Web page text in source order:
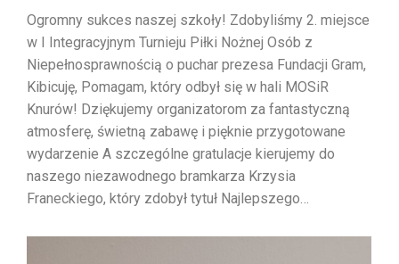
Ogromny sukces naszej szkoły! Zdobyliśmy 2. miejsce
w I Integracyjnym Turnieju Piłki Nożnej Osób z
Niepełnosprawnością o puchar prezesa Fundacji Gram,
Kibicuję, Pomagam, który odbył się w hali MOSiR
Knurów! Dziękujemy organizatorom za fantastyczną
atmosferę, świetną zabawę i pięknie przygotowane
wydarzenie A szczególne gratulacje kierujemy do
naszego niezawodnego bramkarza Krzysia
Franeckiego, który zdobył tytuł Najlepszego…